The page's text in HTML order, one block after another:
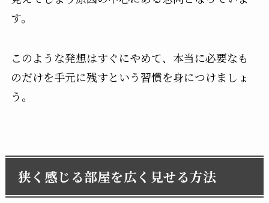
す。
このような発想はすぐにやめて、本当に必要なも
のだけを手元に残すという習慣を身につけましょ
う。
狭く感じる部屋を広く見せる方法